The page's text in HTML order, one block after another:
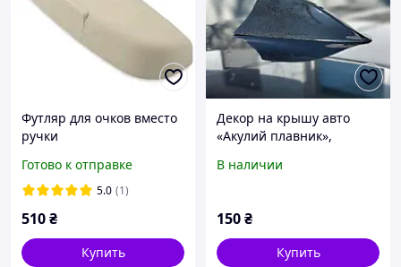
Футляр для очков вместо
ручки
Бежевый
Готово к отправке
5.0 (1)
510₴
Купить
Декор на крышу авто
«Акулий плавник»,
В наличии
150₴
Купить